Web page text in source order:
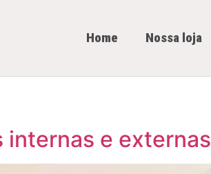
Home Nossa loja
internas e externas